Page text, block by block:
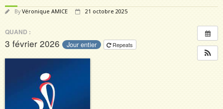
ByVéronique AMICE 21 octobre 2025
QUAND :
3 février 2026 Jour entier Repeats